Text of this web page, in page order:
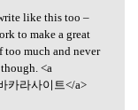
to
like this too –
to make a great
much and never
<a
카라사이트</a>